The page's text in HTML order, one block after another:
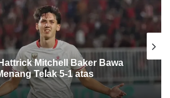
di Puruk Cahu, Tim
Utara Rajai Turnamen